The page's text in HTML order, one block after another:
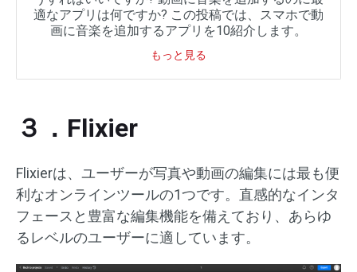
適なアプリは何ですか? この投稿では、スマホで動
画に音楽を追加するアプリを10紹介します。
もっと見る
３．Flixier
Flixierは、ユーザーが写真や動画の編集には最も便
利なオンラインツールの1つです。直感的なインタ
フェースと豊富な編集機能を備えており、あらゆ
るレベルのユーザーに適しています。